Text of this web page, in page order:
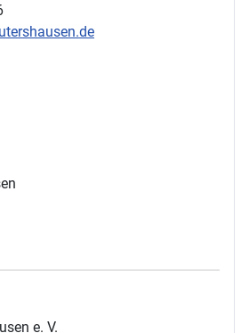
e. V.